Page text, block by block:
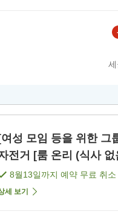
성 모임 등을 위한 그
전거 [룸 온리 (식사 없
8월13일까지 예약 무료 취소
세 보기